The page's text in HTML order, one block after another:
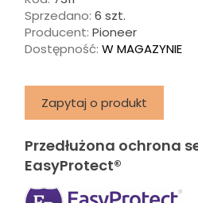
Sprzedano: 6 szt.
Producent: Pioneer
Dostępność: W MAGAZYNIE
Zapytaj o produkt
Przedłużona ochrona
EasyProtect®